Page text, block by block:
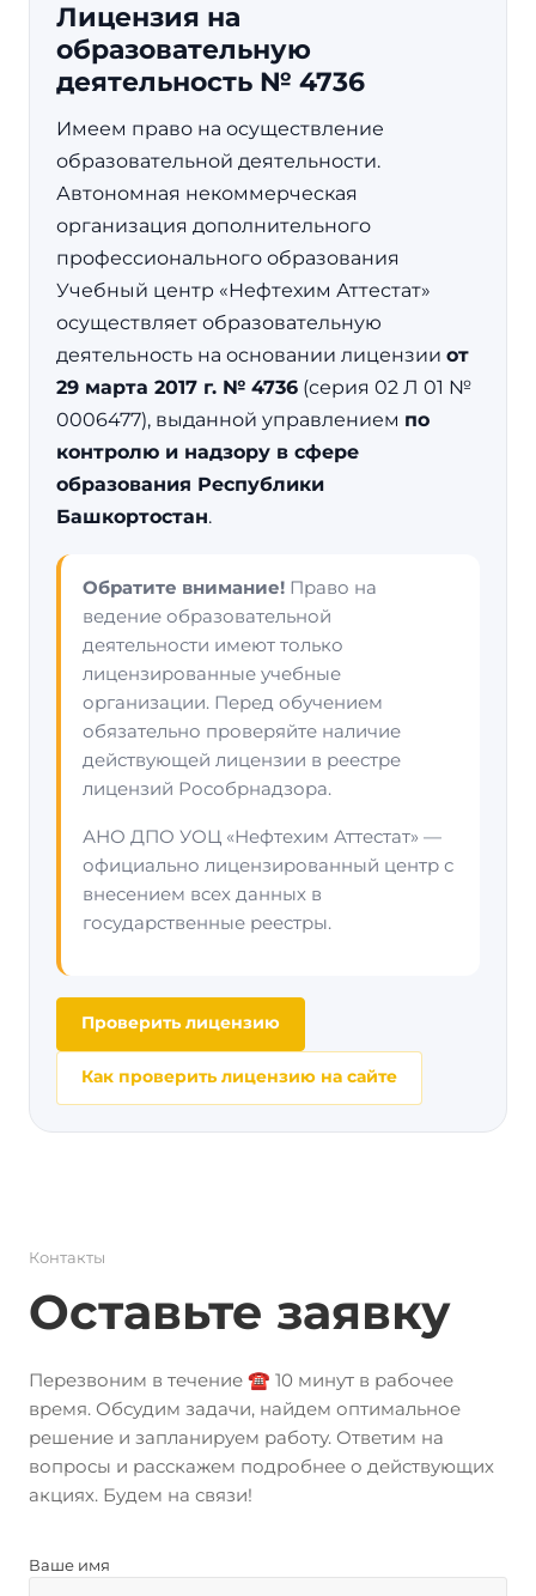
Лицензия на
образовательную
деятельность № 4736
Имеем право на осуществление
образовательной деятельности.
Автономная некоммерческая
организация дополнительного
профессионального образования
Учебный центр «Нефтехим Аттестат»
осуществляет образовательную
деятельность на основании лицензии от
29 марта 2017 г. № 4736 (серия 02 Л 01 №
0006477), выданной управлением по
контролю и надзору в сфере
образования Республики
Башкортостан.
Обратите внимание! Право на
ведение образовательной
деятельности имеют только
лицензированные учебные
организации. Перед обучением
обязательно проверяйте наличие
действующей лицензии в реестре
лицензий Рособрнадзора.
АНО ДПО УОЦ «Нефтехим Аттестат» —
официально лицензированный центр с
внесением всех данных в
государственные реестры.
Проверить лицензию
Как проверить лицензию на сайте
Контакты
Оставьте заявку
Перезвоним в течение ☎️ 10 минут в рабочее
время. Обсудим задачи, найдем оптимальное
решение и запланируем работу. Ответим на
вопросы и расскажем подробнее о действующих
акциях. Будем на связи!
Ваше имя